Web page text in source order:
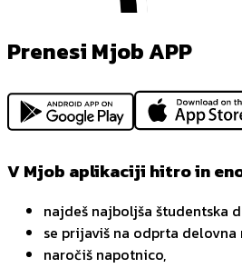
Prenesi Mjob APP
V Mjob aplikaciji hitro in
najdeš najboljša študentska
se prijaviš na odprta delovna
naročiš napotnico,